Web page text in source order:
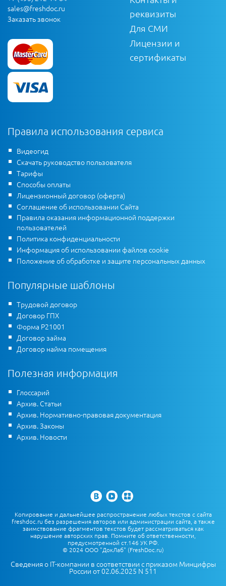
sales@freshdoc.ru
Заказать звонок
реквизиты
Для СМИ
Лицензии и
сертификаты
Правила использования сервиса
Видеогид
Скачать руководство пользователя
Тарифы
Способы оплаты
Лицензионный договор (оферта)
Соглашение об использовании Сайта
Правила оказания информационной поддержки
пользователей
Политика конфиденциальности
Информация об использовании файлов cookie
Положение об обработке и защите персональных данных
Популярные шаблоны
Трудовой договор
Договор ГПХ
Форма Р21001
Договор займа
Договор найма помещения
Полезная информация
Глоссарий
Архив. Статьи
Архив. Нормативно-правовая документация
Архив. Законы
Архив. Новости
Копирование и дальнейшее распространение любых текстов с сайта
freshdoc.ru без разрешения авторов или администрации сайта, а также
заимствование фрагментов текстов будет рассматриваться как
нарушение авторских прав. Помните об ответственности,
предусмотренной ст.146 УК РФ.
© 2024 ООО "ДокЛаб" (FreshDoc.ru)
Сведения о IT-компании в соответствии с приказом Минцифры
России от 02.06.2025 N 511